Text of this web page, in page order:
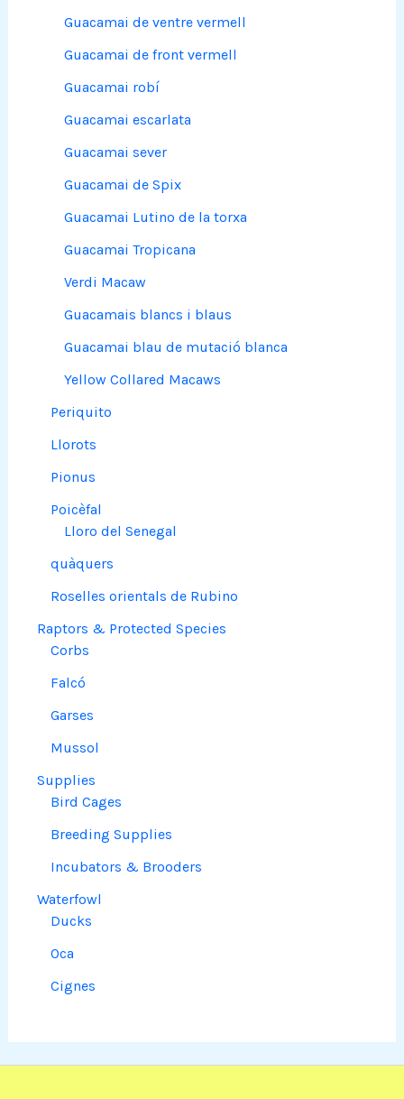
Guacamai de ventre vermell
Guacamai de front vermell
Guacamai robí
Guacamai escarlata
Guacamai sever
Guacamai de Spix
Guacamai Lutino de la torxa
Guacamai Tropicana
Verdi Macaw
Guacamais blancs i blaus
Guacamai blau de mutació blanca
Yellow Collared Macaws
Periquito
Llorots
Pionus
Poicèfal
Lloro del Senegal
quàquers
Roselles orientals de Rubino
Raptors & Protected Species
Corbs
Falcó
Garses
Mussol
Supplies
Bird Cages
Breeding Supplies
Incubators & Brooders
Waterfowl
Ducks
Oca
Cignes